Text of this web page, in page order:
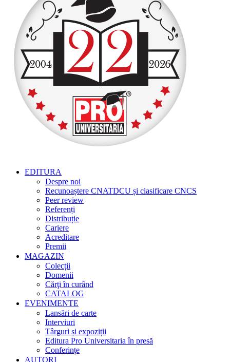
EDITURA
Despre noi
Recunoaștere CNATDCU și clasificare CNCS
Peer review
Referenți
Distribuție
Cariere
Acreditare
Premii
MAGAZIN
Colecții
Domenii
Cărţi în curând
CATALOG
EVENIMENTE
Lansări de carte
Interviuri
Târguri și expoziții
Editura Pro Universitaria în presă
Conferințe
AUTORI